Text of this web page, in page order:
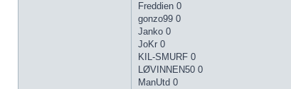
Freddien 0
gonzo99 0
Janko 0
JoKr 0
KIL-SMURF 0
LØVINNEN50 0
ManUtd 0